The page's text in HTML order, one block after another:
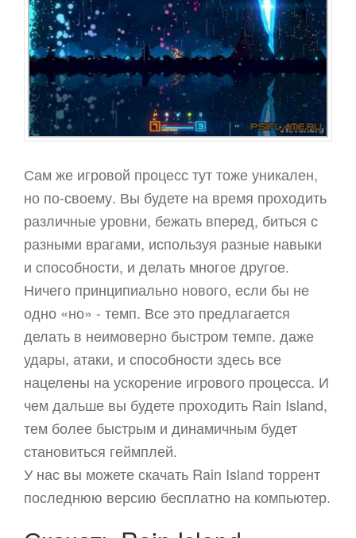
Сам же игровой процесс тут тоже уникален,
но по-своему. Вы будете на время проходить
различные уровни, бежать вперед, биться с
разными врагами, используя разные навыки
и способности, и делать многое другое.
Ничего принципиально нового, если бы не
одно «но» - темп. Все это предлагается
делать в неимоверно быстром темпе. даже
удары, атаки, и способности здесь все
нацелены на ускорение игрового процесса. И
чем дальше вы будете проходить Rain Island,
тем более быстрым и динамичным будет
становиться геймплей.
У нас вы можете скачать Rain Island торрент
последнюю версию бесплатно на компьютер.